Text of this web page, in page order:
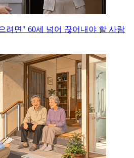
려면" 60세 넘어 끊어내야 할 사람